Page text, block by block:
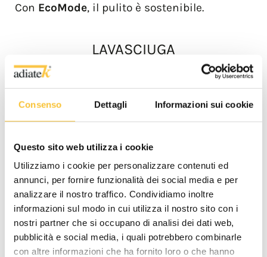
Consenso Dettagli Informazioni sui cookie
Questo sito web utilizza i cookie
Utilizziamo i cookie per personalizzare contenuti ed
annunci, per fornire funzionalità dei social media e per
analizzare il nostro traffico. Condividiamo inoltre
informazioni sul modo in cui utilizza il nostro sito con i
nostri partner che si occupano di analisi dei dati web,
pubblicità e social media, i quali potrebbero combinarle
con altre informazioni che ha fornito loro o che hanno
Con EcoMode, il pulito è sostenibile.
LAVASCIUGA
Coral